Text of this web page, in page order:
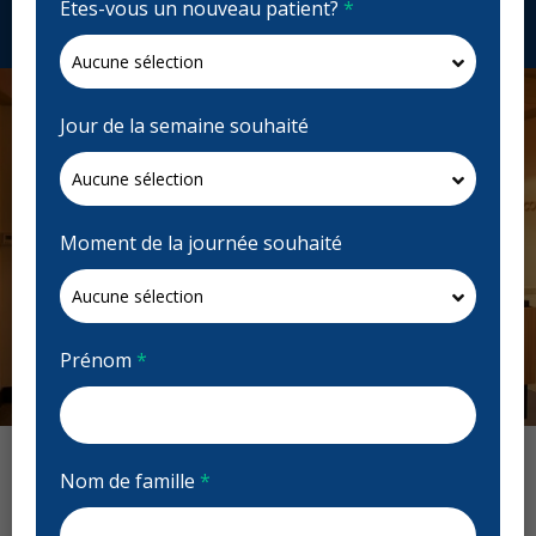
Demandez un rendez-vous
PreviousNext
Avis : Tuscany Dental Centre
Êtes-vous un nouveau patient? *
Jour de la semaine souhaité
Moment de la journée souhaité
Prénom *
Nom de famille *